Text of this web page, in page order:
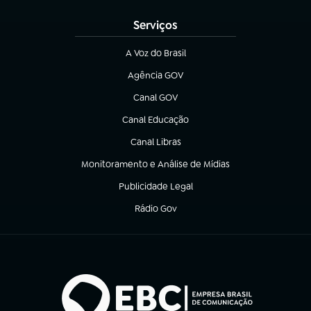
Serviços
A Voz do Brasil
(abre em nova aba)
Agência GOV
(abre em nova aba)
Canal GOV
(abre em nova aba)
Canal Educação
(abre em nova aba)
Canal Libras
(abre em nova aba)
Monitoramento e Análise de Mídias
(abre em nova aba)
Publicidade Legal
(abre em nova aba)
Rádio Gov
(abre em nova aba)